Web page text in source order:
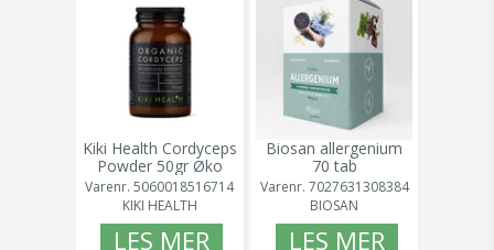
Kiki Health Cordyceps
Powder 50gr Øko
Varenr. 5060018516714
KIKI HEALTH
LES MER
Biosan allergenium
70 tab
Varenr. 7027631308384
BIOSAN
LES MER